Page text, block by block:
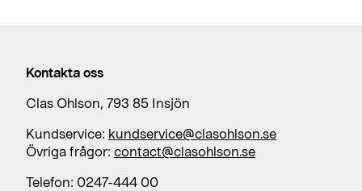
Kontakta oss
Clas Ohlson, 793 85 Insjön
Kundservice: kundservice@clasohlson.se
Övriga frågor: contact@clasohlson.se
Telefon: 0247-444 00